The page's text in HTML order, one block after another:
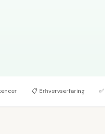
📋 Erhvervserfaring ✅